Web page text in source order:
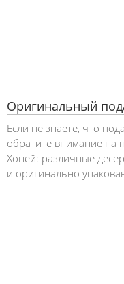
Оригинальный
Если не знаете, что
обратите внимание на
Хоней: различные
и оригинально